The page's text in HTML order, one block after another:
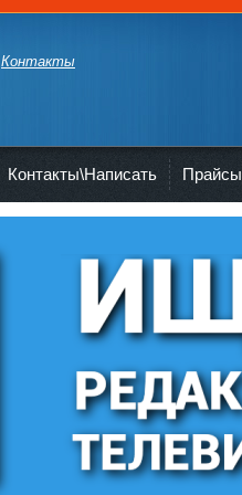
Контакты
Контакты\Написать Прайсы